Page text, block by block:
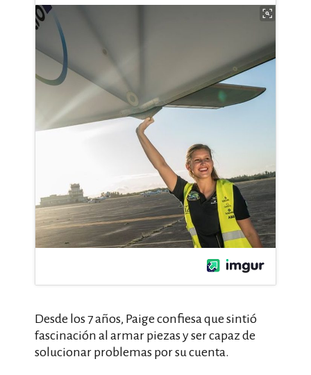
Desde los 7 años, Paige confiesa que sintió
fascinación al armar piezas y ser capaz de
solucionar problemas por su cuenta.